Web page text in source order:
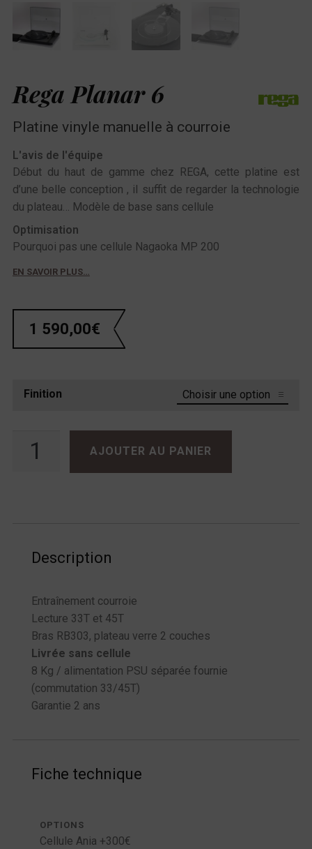
Rega Planar 6
Platine vinyle manuelle à courroie
L'avis de l'équipe
Début du haut de gamme chez REGA, cette platine est
d’une belle conception , il suffit de regarder la technologie
du plateau… Modèle de base sans cellule
Optimisation
Pourquoi pas une cellule Nagaoka MP 200
EN SAVOIR PLUS…
1 590,00€
Finition
AJOUTER AU PANIER
Description
Entraînement courroie
Lecture 33T et 45T
Bras RB303, plateau verre 2 couches
Livrée sans cellule
8 Kg / alimentation PSU séparée fournie
(commutation 33/45T)
Garantie 2 ans
Fiche technique
OPTIONS
Cellule Ania +300€